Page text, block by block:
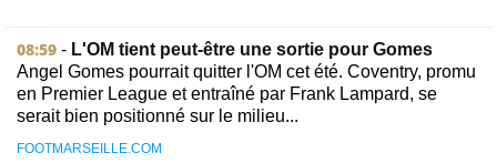
08:59 - L'OM tient peut-être une sortie pour Gomes
Angel Gomes pourrait quitter l'OM cet été. Coventry, promu
en Premier League et entraîné par Frank Lampard, se
serait bien positionné sur le milieu...
FOOTMARSEILLE.COM